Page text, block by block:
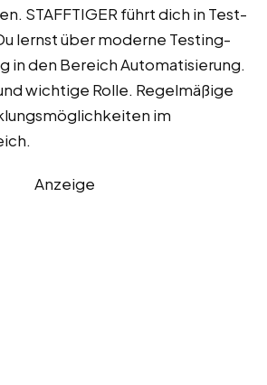
STAFFTIGER führt dich in Test-
lernst über moderne Testing-
in den Bereich Automatisierung.
wichtige Rolle. Regelmäßige
im
Anzeige